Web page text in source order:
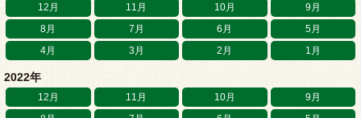
12月 11月 10月
9月
8月
7月 6月
5月
4月
3月 2月 1月
2022年
12月 11月 10月
9月